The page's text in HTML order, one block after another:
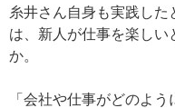
糸井さん自身も実践し
は、新人が仕事を楽しい
か。
「会社や仕事がどのよ